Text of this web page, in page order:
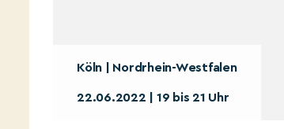
Köln | Nordrhein-Westfalen
22.06.2022 | 19 bis 21 Uhr